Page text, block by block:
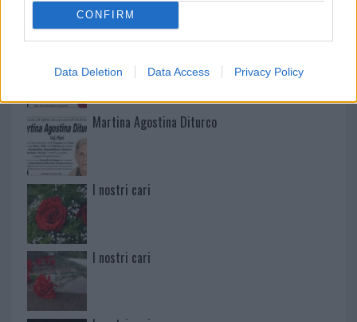
CONFIRM
Data Deletion Data Access Privacy Policy
Martina Agostina Diturco
I nostri cari
I nostri cari